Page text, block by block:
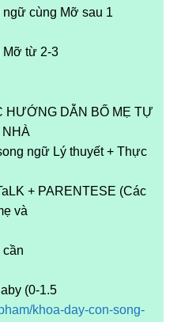
ngữ cùng Mỡ sau 1
Mỡ từ 2-3
HƯỚNG DẪN BỐ MẸ TỰ
NHÀ
ngữ Lý thuyết + Thực
+ PARENTESE (Các
và
(0-1.5
khoa-day-con-song-